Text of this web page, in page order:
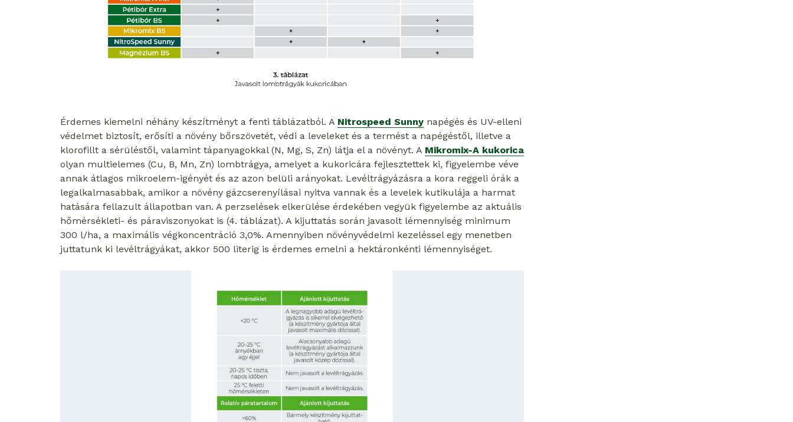
Érdemes kiemelni néhány készítményt a fenti táblázatból. A Nitrospeed Sunny napégés és UV-elleni
védelmet biztosít, erősíti a növény bőrszövetét, védi a leveleket és a termést a napégéstől, illetve a
klorofillt a sérüléstől, valamint tápanyagokkal (N, Mg, S, Zn) látja el a növényt. A Mikromix-A kukorica
olyan multielemes (Cu, B, Mn, Zn) lombtrágya, amelyet a kukoricára fejlesztettek ki, figyelembe véve
annak átlagos mikroelem-igényét és az azon belüli arányokat. Levéltrágyázásra a kora reggeli órák a
legalkalmasabbak, amikor a növény gázcserenyílásai nyitva vannak és a levelek kutikulája a harmat
hatására fellazult állapotban van. A perzselések elkerülése érdekében vegyük figyelembe az aktuális
hőmérsékleti- és páraviszonyokat is (4. táblázat). A kijuttatás során javasolt lémennyiség minimum
300 l/ha, a maximális végkoncentráció 3,0%. Amennyiben növényvédelmi kezeléssel egy menetben
juttatunk ki levéltrágyákat, akkor 500 literig is érdemes emelni a hektáronkénti lémennyiséget.